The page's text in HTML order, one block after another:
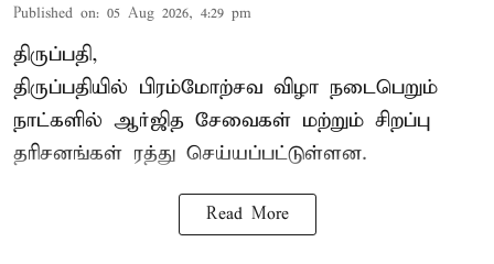
Published on: 05 Aug 2026, 4:29 pm
திருப்பதி,
திருப்பதியில் பிரம்மோற்சவ விழா நடைபெறும்
நாட்களில் ஆர்ஜித சேவைகள் மற்றும் சிறப்பு
தரிசனங்கள் ரத்து செய்யப்பட்டுள்ளன.
Read More